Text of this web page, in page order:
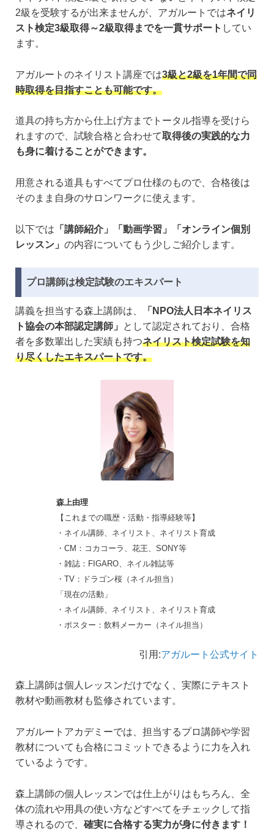
2級を受験するが出来ませんが、アガルートではネイリ
スト検定3級取得～2級取得までを一貫サポート してい
ます。
アガルートのネイリスト講座では3級と2級を1年間で同
時取得を目指すことも可能です。
道具の持ち方から仕上げ方までトータル指導を受けら
れますので、試験合格と合わせて取得後の実践的な力
も身に着けることができます。
用意される道具もすべてプロ仕様のもので、合格後は
そのまま自身のサロンワークに使えます。
以下では 「講師紹介」「動画学習」「オンライン個別
レッスン」 の内容についてもう少しご紹介します。
プロ講師は検定試験のエキスパート
講義を担当する森上講師は、
「NPO法人日本ネイリス
ト協会の本部認定講師」
として認定されており、合格
者を多数輩出した実績も持つネイリスト検定試験を知
り尽くしたエキスパートです。
森上由理
【これまでの職歴・活動・指導経験等】
・ネイル講師、ネイリスト、ネイリスト育成
・CM：コカコーラ、花王、SONY等
・雑誌：FIGARO、ネイル雑誌等
・TV：ドラゴン桜（ネイル担当）
「現在の活動」
・ネイル講師、ネイリスト、ネイリスト育成
・ポスター：飲料メーカー（ネイル担当）
引用:アガルート公式サイト
森上講師は個人レッスンだけでなく、実際にテキスト
教材や動画教材も監修されています。
アガルートアカデミーでは、担当するプロ講師や学習
教材についても合格にコミットできるように力を入れ
ているようです。
森上講師の個人レッスンでは仕上がりはもちろん、全
体の流れや用具の使い方などすべてをチェックして指
導されるので、 確実に合格する実力が身に付きます！